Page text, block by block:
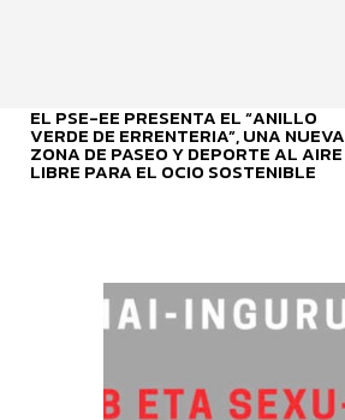
EL PSE-EE PRESENTA EL “ANILLO
VERDE DE ERRENTERIA”, UNA NUEVA
ZONA DE PASEO Y DEPORTE AL AIRE
LIBRE PARA EL OCIO SOSTENIBLE